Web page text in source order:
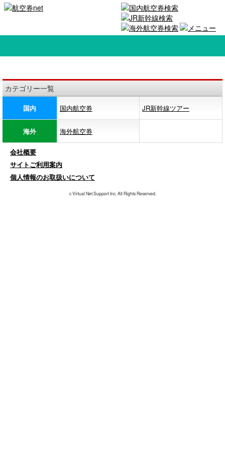
カテゴリー一覧
国内 国内航空券 JR新幹線ツアー
海外 海外航空券
会社概要
サイトご利用案内
個人情報のお取扱いについて
c Virtual Net Support Inc. All Rights Reserved.